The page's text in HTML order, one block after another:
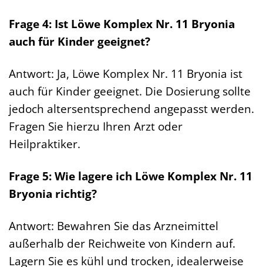
Frage 4: Ist Löwe Komplex Nr. 11 Bryonia
auch für Kinder geeignet?
Antwort: Ja, Löwe Komplex Nr. 11 Bryonia ist
auch für Kinder geeignet. Die Dosierung sollte
jedoch altersentsprechend angepasst werden.
Fragen Sie hierzu Ihren Arzt oder
Heilpraktiker.
Frage 5: Wie lagere ich Löwe Komplex Nr. 11
Bryonia richtig?
Antwort: Bewahren Sie das Arzneimittel
außerhalb der Reichweite von Kindern auf.
Lagern Sie es kühl und trocken, idealerweise